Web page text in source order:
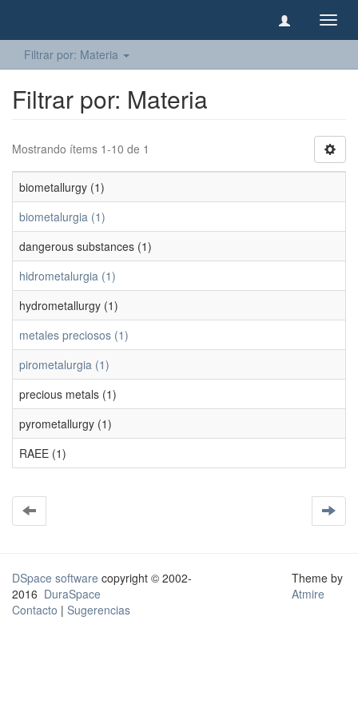
Filtrar por: Materia
Filtrar por: Materia
Mostrando ítems 1-10 de 1
biometallurgy (1)
biometalurgia (1)
dangerous substances (1)
hidrometalurgia (1)
hydrometallurgy (1)
metales preciosos (1)
pirometalurgia (1)
precious metals (1)
pyrometallurgy (1)
RAEE (1)
DSpace software copyright © 2002-
2016 DuraSpace
Contacto | Sugerencias
Theme by
Atmire